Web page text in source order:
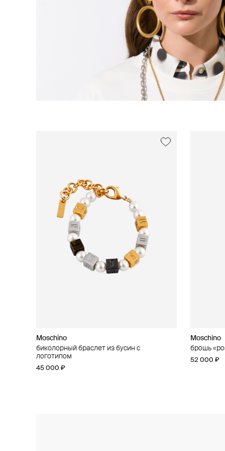
Moschino
биколорный браслет из бусин с
логотипом
45 000 ₽
Moschino
брошь
52 000 ₽
Moschino
кольцо «сердце»
37 000 ₽
Moschino
42 000 ₽